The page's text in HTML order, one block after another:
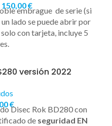
150,00€
embrague de serie (si
lado se puede abrir por
con tarjeta, incluye 5
versión 2022
€
Disec Rok BD280 con
de seguridad EN